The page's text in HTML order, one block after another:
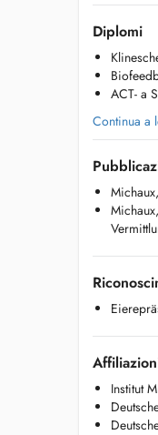
- Keng
Diplomi
ACT- a
Continua a
Institut